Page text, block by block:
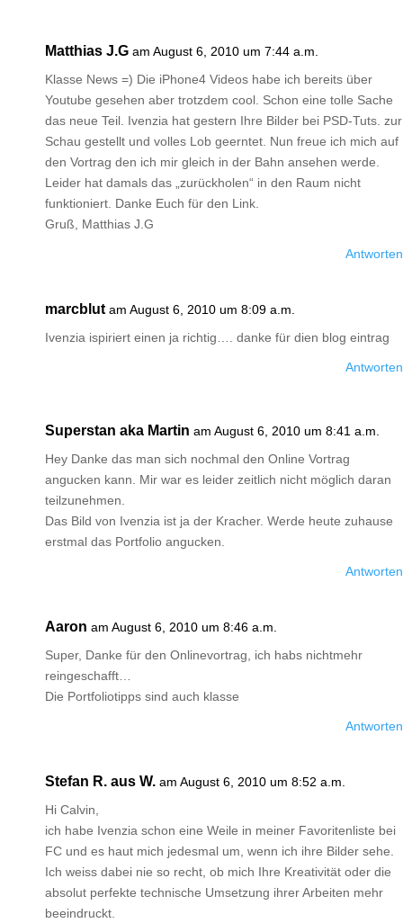
Matthias J.G am August 6, 2010 um 7:44 a.m.
Klasse News =) Die iPhone4 Videos habe ich bereits über
Youtube gesehen aber trotzdem cool. Schon eine tolle Sache
das neue Teil. Ivenzia hat gestern Ihre Bilder bei PSD-Tuts. zur
Schau gestellt und volles Lob geerntet. Nun freue ich mich auf
den Vortrag den ich mir gleich in der Bahn ansehen werde.
Leider hat damals das „zurückholen“ in den Raum nicht
funktioniert. Danke Euch für den Link.
Gruß, Matthias J.G
Antworten
marcblut am August 6, 2010 um 8:09 a.m.
Ivenzia ispiriert einen ja richtig…. danke für dien blog eintrag
Antworten
Superstan aka Martin am August 6, 2010 um 8:41 a.m.
Hey Danke das man sich nochmal den Online Vortrag
angucken kann. Mir war es leider zeitlich nicht möglich daran
teilzunehmen.
Das Bild von Ivenzia ist ja der Kracher. Werde heute zuhause
erstmal das Portfolio angucken.
Antworten
Aaron am August 6, 2010 um 8:46 a.m.
Super, Danke für den Onlinevortrag, ich habs nichtmehr
reingeschafft…
Die Portfoliotipps sind auch klasse
Antworten
Stefan R. aus W. am August 6, 2010 um 8:52 a.m.
Hi Calvin,
ich habe Ivenzia schon eine Weile in meiner Favoritenliste bei
FC und es haut mich jedesmal um, wenn ich ihre Bilder sehe.
Ich weiss dabei nie so recht, ob mich Ihre Kreativität oder die
absolut perfekte technische Umsetzung ihrer Arbeiten mehr
beeindruckt.